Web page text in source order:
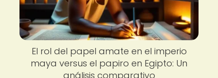
El rol del papel amate en el imperio
maya versus el papiro en Egipto: Un
análisis comparativo